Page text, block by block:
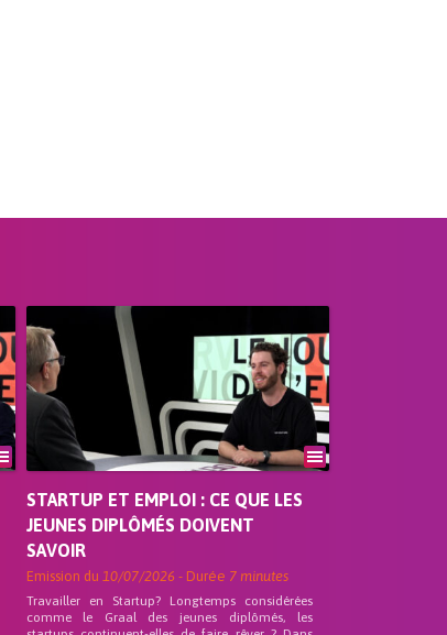
STARTUP ET EMPLOI : CE QUE LES
JEUNES DIPLÔMÉS DOIVENT
SAVOIR
Emission du 10/07/2026 - Durée 7 minutes
Travailler en Startup? Longtemps considérées
comme le Graal des jeunes diplômés, les